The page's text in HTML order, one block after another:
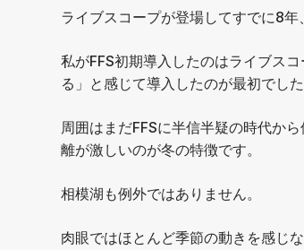
ライブスコープが登場してすでに8年
私がFFS初期導入したのはライブス
る」と感じて導入したのが最初でした
周囲はまだFFSに半信半疑の時代か
離が激しいのが冬の特徴です。
相模湖も例外ではありません。
肉眼ではほとんど季節の動きを感じ